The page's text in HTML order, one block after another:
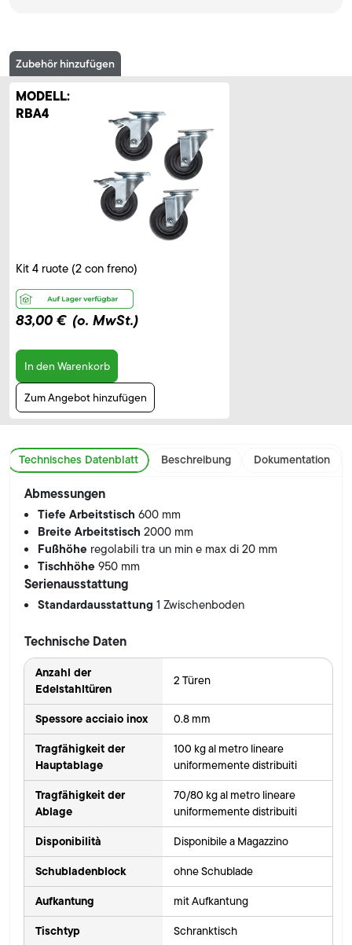
Zubehör hinzufügen
MODELL:
RBA4
Kit 4 ruote (2 con freno)
83,00 € (o. MwSt.)
In den Warenkorb
Zum Angebot hinzufügen
Technisches Datenblatt Beschreibung Dokumentation
Abmessungen
Tiefe Arbeitstisch600 mm
Breite Arbeitstisch2000 mm
Fußhöhe regolabili tra un min e max di 20 mm
Tischhöhe950 mm
Serienausstattung
Standardausstattung1 Zwischenboden
Technische Daten
Anzahl der
Edelstahltüren
2 Türen
Spessore acciaio inox 0.8 mm
Tragfähigkeit der
Hauptablage
100 kg al metro lineare
uniformemente distribuiti
Tragfähigkeit der
Ablage
70/80 kg al metro lineare
uniformemente distribuiti
Disponibilità Disponibile a Magazzino
Schubladenblock ohne Schublade
Aufkantung mit Aufkantung
Tischtyp Schranktisch